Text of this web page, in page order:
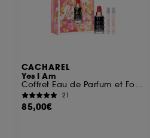
CACHAREL
Yes I Am
Coffret Eau de Parfum et Format Voyage (x2)
21
85,00€